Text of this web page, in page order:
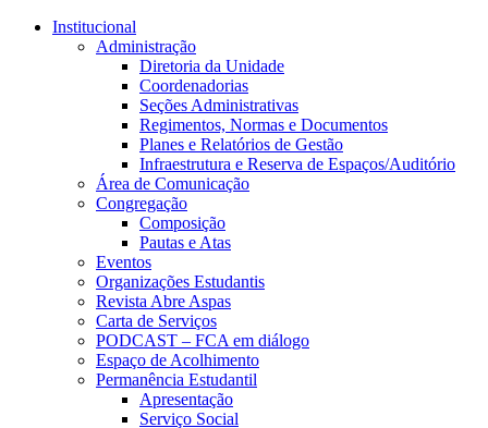
Conteúdo principal
Institucional
Administração
Diretoria da Unidade
Coordenadorias
Seções Administrativas
Regimentos, Normas e Documentos
Planes e Relatórios de Gestão
Infraestrutura e Reserva de Espaços/Auditório
Área de Comunicação
Congregação
Composição
Pautas e Atas
Eventos
Organizações Estudantis
Revista Abre Aspas
Carta de Serviços
PODCAST – FCA em diálogo
Espaço de Acolhimento
Permanência Estudantil
Apresentação
Serviço Social